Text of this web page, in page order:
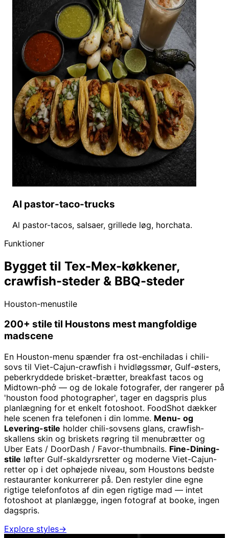
Al pastor-taco-trucks
Al pastor-tacos, salsaer, grillede løg, horchata.
Funktioner
Bygget til Tex-Mex-køkkener,
crawfish-steder & BBQ-steder
Houston-menustile
200+ stile til Houstons mest mangfoldige
madscene
En Houston-menu spænder fra ost-enchiladas i chili-
sovs til Viet-Cajun-crawfish i hvidløgssmør, Gulf-østers,
peberkryddede brisket-brætter, breakfast tacos og
Midtown-phở — og de lokale fotografer, der rangerer på
'houston food photographer', tager en dagspris plus
planlægning for et enkelt fotoshoot. FoodShot dækker
hele scenen fra telefonen i din lomme. Menu- og
Levering-stile holder chili-sovsens glans, crawfish-
skallens skin og briskets røgring til menubrætter og
Uber Eats / DoorDash / Favor-thumbnails. Fine-Dining-
stile løfter Gulf-skaldyrsretter og moderne Viet-Cajun-
retter op i det ophøjede niveau, som Houstons bedste
restauranter konkurrerer på. Den restyler dine egne
rigtige telefonfotos af din egen rigtige mad — intet
fotoshoot at planlægge, ingen fotograf at booke, ingen
dagspris.
Explore styles→